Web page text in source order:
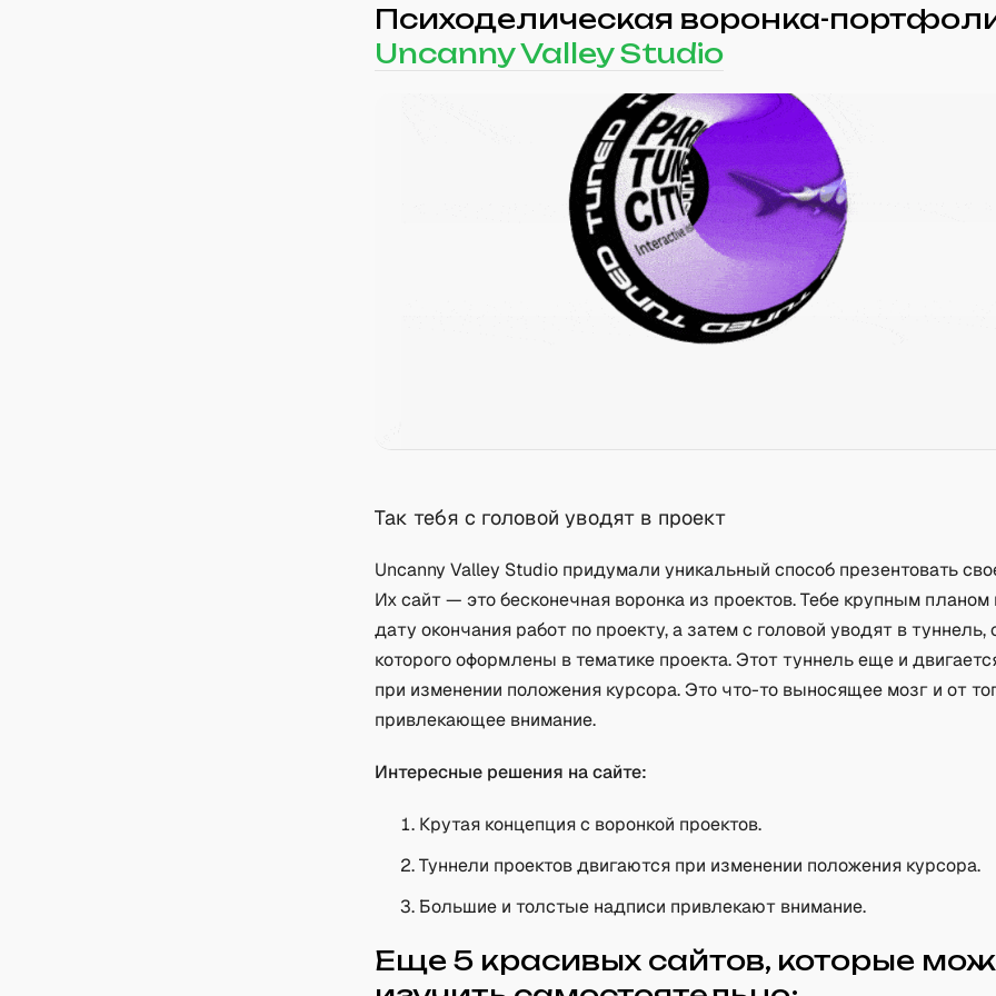
Психоделическая воронка-
Uncanny Valley Studio
Так тебя с головой уводят в проект
Uncanny Valley Studio придумали уникальный способ презентовать
Их сайт — это бесконечная воронка из проектов. Тебе крупным
дату окончания работ по проекту, а затем с головой уводят в туннель,
которого оформлены в тематике проекта. Этот туннель еще и
при изменении положения курсора. Это что-то выносящее мозг и от
привлекающее внимание.
Интересные решения на сайте:
Крутая концепция с воронкой проектов.
Туннели проектов двигаются при изменении положения курсора.
Большие и толстые надписи привлекают внимание.
Еще 5 красивых сайтов, которые